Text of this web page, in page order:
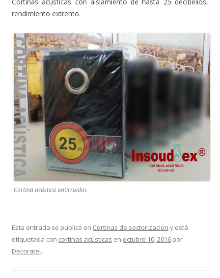
rendimiento extremo.
Cortina acústica antirruidos
Esta entrada se publicó en Cortinas de sectorizacion y está
etiquetada con cortinas acústicas en octubre 10, 2016 por
Decoratel.